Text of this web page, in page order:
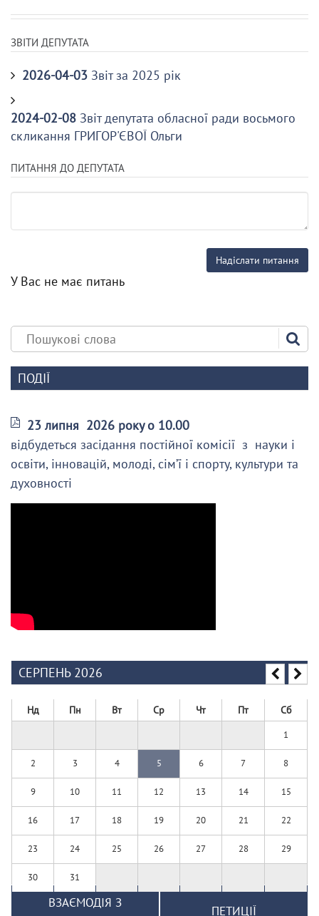
ЗВІТИ ДЕПУТАТА
2026-04-03 Звіт за 2025 рік
2024-02-08 Звіт депутата обласної ради восьмого
скликання ГРИГОР'ЄВОЇ Ольги
ПИТАННЯ ДО ДЕПУТАТА
Надіслати питання
У Вас не має питань
ПОДІЇ
23 липня 2026 року о 10.00
відбудеться засідання постійної комісії з науки і
освіти, інновацій, молоді, сім’ї і спорту, культури та
духовності
СЕРПЕНЬ 2026
Нд Пн Вт Ср Чт Пт Сб
1
2 3 4 5 6 7 8
9 10 11 12 13 14 15
16 17 18 19 20 21 22
23 24 25 26 27 28 29
30 31
ВЗАЄМОДІЯ З
ПЕТИЦІЇ